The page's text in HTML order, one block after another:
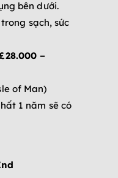
bên dưới.
sạch, sức
–
of Man)
1 năm sẽ có